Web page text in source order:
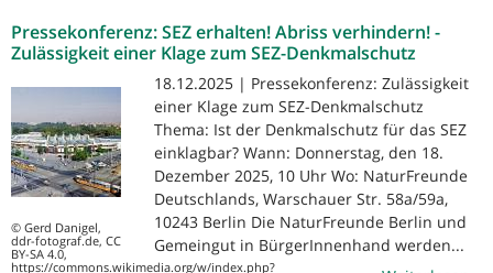
Pressekonferenz: SEZ erhalten! Abriss verhindern! -
Zulässigkeit einer Klage zum SEZ-Denkmalschutz
© Gerd Danigel,
ddr-fotograf.de, CC
BY-SA 4.0,
https://commons.wikimedia.org/w/index.php?
18.12.2025 | Pressekonferenz: Zulässigkeit
einer Klage zum SEZ-Denkmalschutz
Thema: Ist der Denkmalschutz für das SEZ
einklagbar? Wann: Donnerstag, den 18.
Dezember 2025, 10 Uhr Wo: NaturFreunde
Deutschlands, Warschauer Str. 58a/59a,
10243 Berlin Die NaturFreunde Berlin und
Gemeingut in BürgerInnenhand werden...